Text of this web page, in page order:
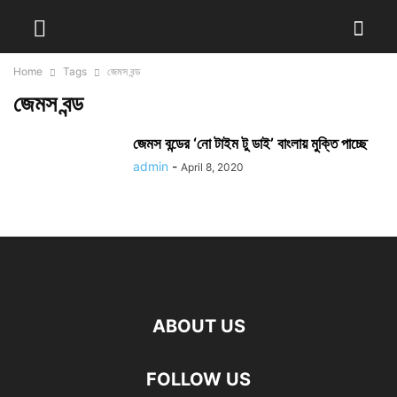
Home Tags জেমস বন্ড
জেমস বন্ড
জেমস বন্ডের ‘নো টাইম টু ডাই’ বাংলায় মুক্তি পাচ্ছে
admin - April 8, 2020
ABOUT US
FOLLOW US